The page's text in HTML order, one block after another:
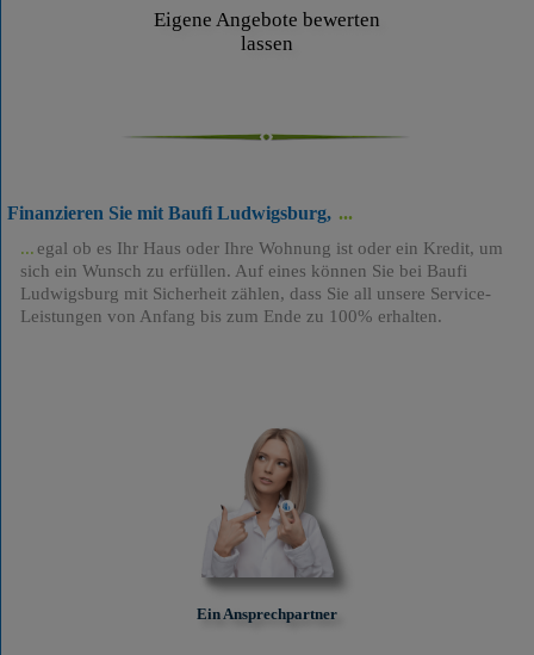
Eigene Angebote bewerten
lassen
Finanzieren Sie mit Baufi Ludwigsburg,
egal ob es Ihr Haus oder Ihre Wohnung ist oder ein Kredit, um
sich ein Wunsch zu erfüllen. Auf eines können Sie bei Baufi
Ludwigsburg mit Sicherheit zählen, dass Sie all unsere Service-
Leistungen von Anfang bis zum Ende zu 100% erhalten.
Ein Ansprechpartner